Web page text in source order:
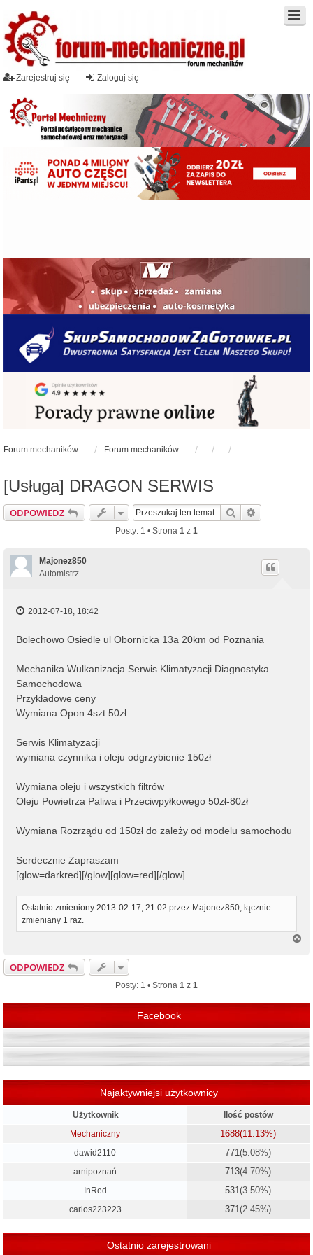
Zaloguj się
Zarejestruj się
Forum mechaników samochodowych - forum-mechaniczne.pl Forum mechaników samochodowych
[Usługa] DRAGON SERWIS
ODPOWIEDZ Szukaj
Posty: 1 • Strona 1 z 1
Majonez850
Automistrz
2012-07-18, 18:42
Bolechowo Osiedle ul Obornicka 13a 20km od Poznania
Mechanika Wulkanizacja Serwis Klimatyzacji Diagnostyka
Samochodowa
Przykładowe ceny
Wymiana Opon 4szt 50zł
Serwis Klimatyzacji
wymiana czynnika i oleju odgrzybienie 150zł
Wymiana oleju i wszystkich filtrów
Oleju Powietrza Paliwa i Przeciwpyłkowego 50zł-80zł
Wymiana Rozrządu od 150zł do zależy od modelu samochodu
Serdecznie Zapraszam
[glow=darkred][/glow][glow=red][/glow]
Ostatnio zmieniony 2013-02-17, 21:02 przez Majonez850 , łącznie
zmieniany 1 raz.
ODPOWIEDZ
Posty: 1 • Strona 1 z 1
Facebook
Najaktywniejsi użytkownicy
Użytkownik
Ilość postów
Mechaniczny
1688(11.13%)
dawid2110 771 (5.08%)
arnipoznań 713(4.70%)
InRed 531 (3.50%)
carlos223223 371 (2.45%)
Ostatnio zarejestrowani